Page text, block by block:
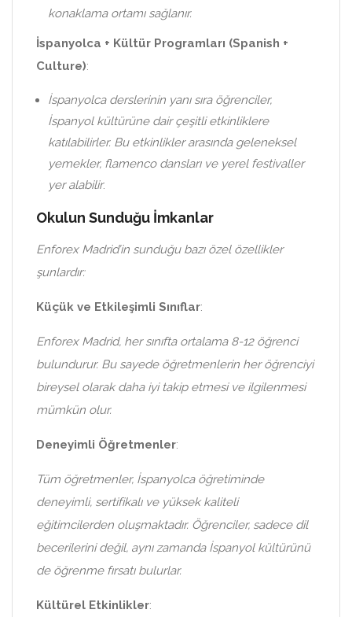
konaklama ortamı sağlanır.
İspanyolca + Kültür Programları (Spanish +
Culture):
İspanyolca derslerinin yanı sıra öğrenciler,
İspanyol kültürüne dair çeşitli etkinliklere
katılabilirler. Bu etkinlikler arasında geleneksel
yemekler, flamenco dansları ve yerel festivaller
yer alabilir.
Okulun Sunduğu İmkanlar
Enforex Madrid’in sunduğu bazı özel özellikler
şunlardır:
Küçük ve Etkileşimli Sınıflar:
Enforex Madrid, her sınıfta ortalama 8-12 öğrenci
bulundurur. Bu sayede öğretmenlerin her öğrenciyi
bireysel olarak daha iyi takip etmesi ve ilgilenmesi
mümkün olur.
Deneyimli Öğretmenler:
Tüm öğretmenler, İspanyolca öğretiminde
deneyimli, sertifikalı ve yüksek kaliteli
eğitimcilerden oluşmaktadır. Öğrenciler, sadece dil
becerilerini değil, aynı zamanda İspanyol kültürünü
de öğrenme fırsatı bulurlar.
Kültürel Etkinlikler: